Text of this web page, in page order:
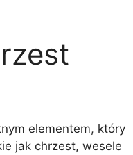
elementem, który
jak chrzest, wesele